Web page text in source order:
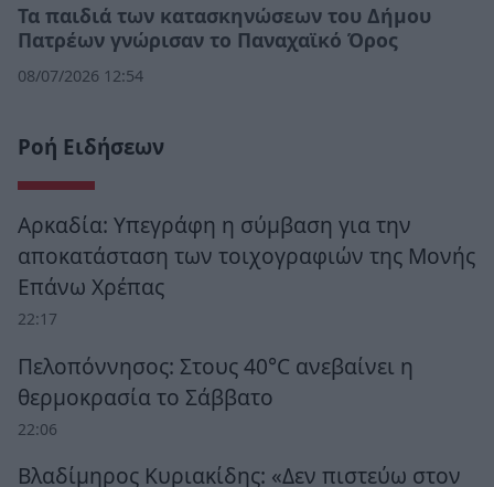
Τα παιδιά των κατασκηνώσεων του Δήμου
Πατρέων γνώρισαν το Παναχαϊκό Όρος
08/07/2026 12:54
Ροή Ειδήσεων
Αρκαδία: Υπεγράφη η σύμβαση για την
αποκατάσταση των τοιχογραφιών της Μονής
Επάνω Χρέπας
22:17
Πελοπόννησος: Στους 40°C ανεβαίνει η
θερμοκρασία το Σάββατο
22:06
Βλαδίμηρος Κυριακίδης: «Δεν πιστεύω στον